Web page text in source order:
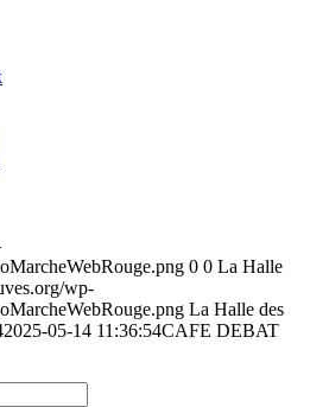
0 0 La Halle
wp-
La Halle des
2025-05-14 11:36:54CAFE DEBAT